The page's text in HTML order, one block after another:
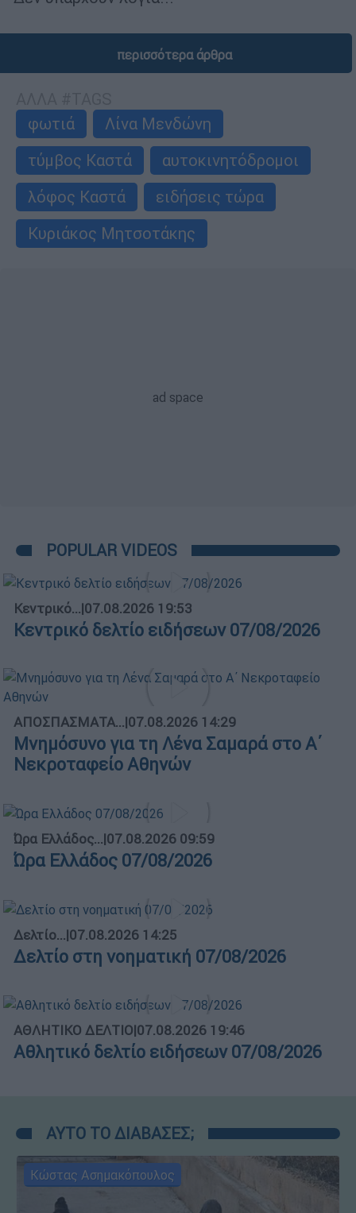
περισσότερα άρθρα
φωτιά
Λίνα Μενδώνη
τύμβος Καστά
αυτοκινητόδρομοι
λόφος Καστά
ειδήσεις τώρα
Κυριάκος Μητσοτάκης
POPULAR VIDEOS
Κεντρικό...|07.08.2026 19:53
Κεντρικό δελτίο ειδήσεων 07/08/2026
ΑΠΟΣΠΑΣΜΑΤΑ...|07.08.2026 14:29
Μνημόσυνο για τη Λένα Σαμαρά στο Α΄
Νεκροταφείο Αθηνών
Ώρα Ελλάδος...|07.08.2026 09:59
Ώρα Ελλάδος 07/08/2026
Δελτίο...|07.08.2026 14:25
Δελτίο στη νοηματική 07/08/2026
ΑΘΛΗΤΙΚΟ ΔΕΛΤΙΟ|07.08.2026 19:46
Αθλητικό δελτίο ειδήσεων 07/08/2026
ΑΥΤΟ ΤΟ ΔΙΑΒΑΣΕΣ;
Κώστας Ασημακόπουλος